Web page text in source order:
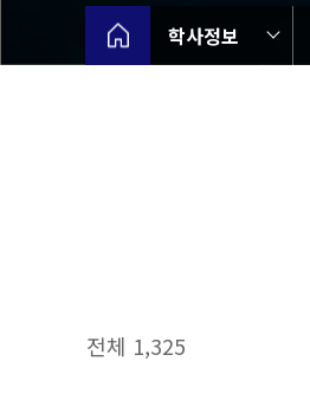
학사정보
전체 1,325